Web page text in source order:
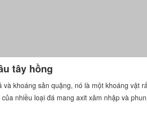
tây hồng
và khoáng sản quặng, nó là một khoáng vật
nhiều loại đá mang axit xâm nhập và